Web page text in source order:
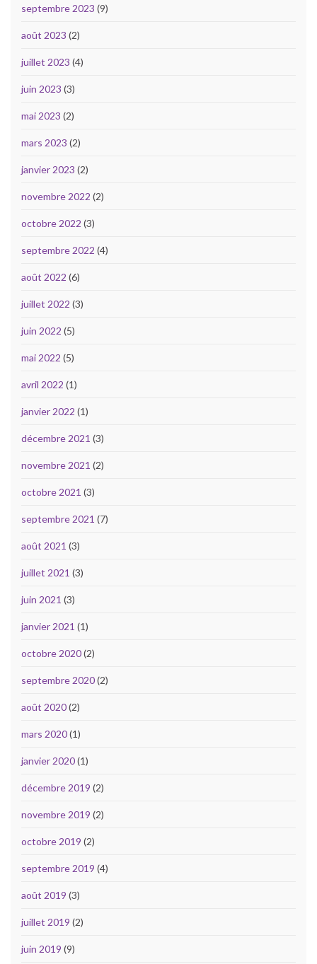
septembre 2023 (9)
août 2023 (2)
juillet 2023 (4)
juin 2023 (3)
mai 2023 (2)
mars 2023 (2)
janvier 2023 (2)
novembre 2022 (2)
octobre 2022 (3)
septembre 2022 (4)
août 2022 (6)
juillet 2022 (3)
juin 2022 (5)
mai 2022 (5)
avril 2022 (1)
janvier 2022 (1)
décembre 2021 (3)
novembre 2021 (2)
octobre 2021 (3)
septembre 2021 (7)
août 2021 (3)
juillet 2021 (3)
juin 2021 (3)
janvier 2021 (1)
octobre 2020(2)
septembre 2020(2)
août 2020(2)
mars 2020(1)
janvier 2020(1)
décembre 2019 (2)
novembre 2019 (2)
octobre 2019 (2)
septembre 2019 (4)
août 2019 (3)
juillet 2019 (2)
juin 2019 (9)